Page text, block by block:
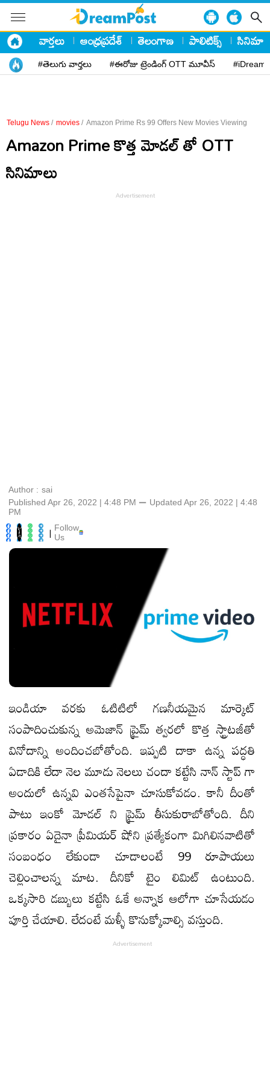
వార్తలు ఆంధ్రప్రదేశ్ తెలంగాణ పాలిటిక్స్ సినిమా
#తెలుగు వార్తలు #ఈరోజు ట్రెండింగ్ OTT మూవీస్
Telugu News / movies / Amazon Prime Rs 99 Offers New Movies Viewing
Amazon Prime కొత్త మోడల్ తో OTT
సినిమాలు
Author : sai
Published Apr 26, 2022 | 4:48 PM ⚊ Updated Apr 26, 2022 | 4:48
PM
| Follow
Us
ఇండియా వరకు ఓటిటిలో గణనీయమైన మార్కెట్
సంపాదించుకున్న అమెజాన్ ప్రైమ్ త్వరలో కొత్త స్ట్రాటజీతో
వినోదాన్ని అందించబోతోంది. ఇప్పటి దాకా ఉన్న పద్ధతి
ఏడాదికి లేదా నెల మూడు నెలలు చందా కట్టేసి నాన్ స్టాప్ గా
అందులో ఉన్నవి ఎంతసేపైనా చూసుకోవడం. కానీ దీంతో
పాటు ఇంకో మోడల్ ని ప్రైమ్ తీసుకురాబోతోంది. దీని
ప్రకారం ఏదైనా ప్రీమియర్ షోని ప్రత్యేకంగా మిగిలినవాటితో
సంబంధం లేకుండా చూడాలంటే 99 రూపాయలు
చెల్లించాలన్న మాట. దీనికో టైం లిమిట్ ఉంటుంది.
ఒక్కసారి డబ్బులు కట్టేసి ఓకే అన్నాక ఆలోగా చూసేయడం
పూర్తి చేయాలి. లేదంటే మళ్ళీ కొనుక్కోవాల్సి వస్తుంది.